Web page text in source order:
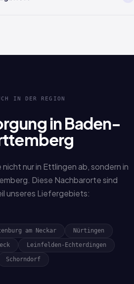
IN DER REGION
in Baden-
nur in Ettlingen ab, sondern in
Diese Nachbarorte sind
unseres Liefergebiets:
am Neckar Nürtingen
Leinfelden-Echterdingen
Schorndorf